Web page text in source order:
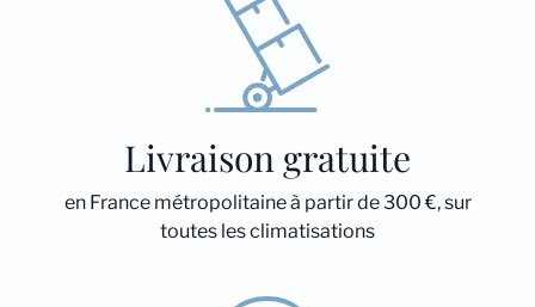
Livraison gratuite
en France métropolitaine à partir de 300 €, sur
toutes les climatisations